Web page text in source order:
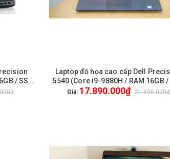
/ SSD
/ 15.6
GIỎ HÀNG
Laptop đồ họa cao cấp Dell
5540 (Core i9-9880H / RAM 16GB /
512GB / VGA Nvidia T2000 4GB /
Giá: 17.890.000₫ 21.590.000₫